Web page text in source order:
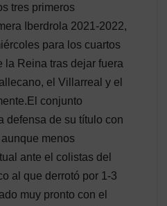
tres primeros
Iberdrola 2021-2022,
para los cuartos
la Reina tras dejar fuera
el Villarreal y el
conjunto
defensa de su título con
menos
ante el colistas del
al que derrotó por 1-3
muy pronto con el